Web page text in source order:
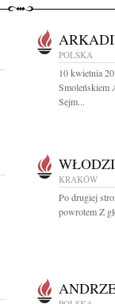
POLSKA
10 kwietnia
Smoleńskiem
Sejm...
KRAKÓW
Po drugiej
powrotem Z